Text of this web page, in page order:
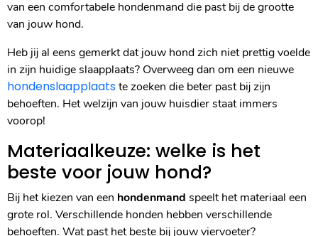
van een comfortabele hondenmand die past bij de grootte
van jouw hond.
Heb jij al eens gemerkt dat jouw hond zich niet prettig voelde
in zijn huidige slaapplaats? Overweeg dan om een nieuwe
hondenslaapplaatste zoeken die beter past bij zijn
behoeften. Het welzijn van jouw huisdier staat immers
voorop!
Materiaalkeuze: welke is het
beste voor jouw hond?
Bij het kiezen van een hondenmand speelt het materiaal een
grote rol. Verschillende honden hebben verschillende
behoeften. Wat past het beste bij jouw viervoeter?